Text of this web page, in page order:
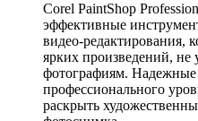
Corel PaintShop
эффективные
видео-редактирования,
ярких произведений,
фотографиям.
профессионального
раскрыть